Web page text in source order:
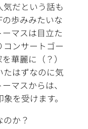
気だという話も
歩みみたいな
マスは目立た
ンサートゴー
華麗に（？）
たはずなのに気
マスからは、
を受けます。
か？